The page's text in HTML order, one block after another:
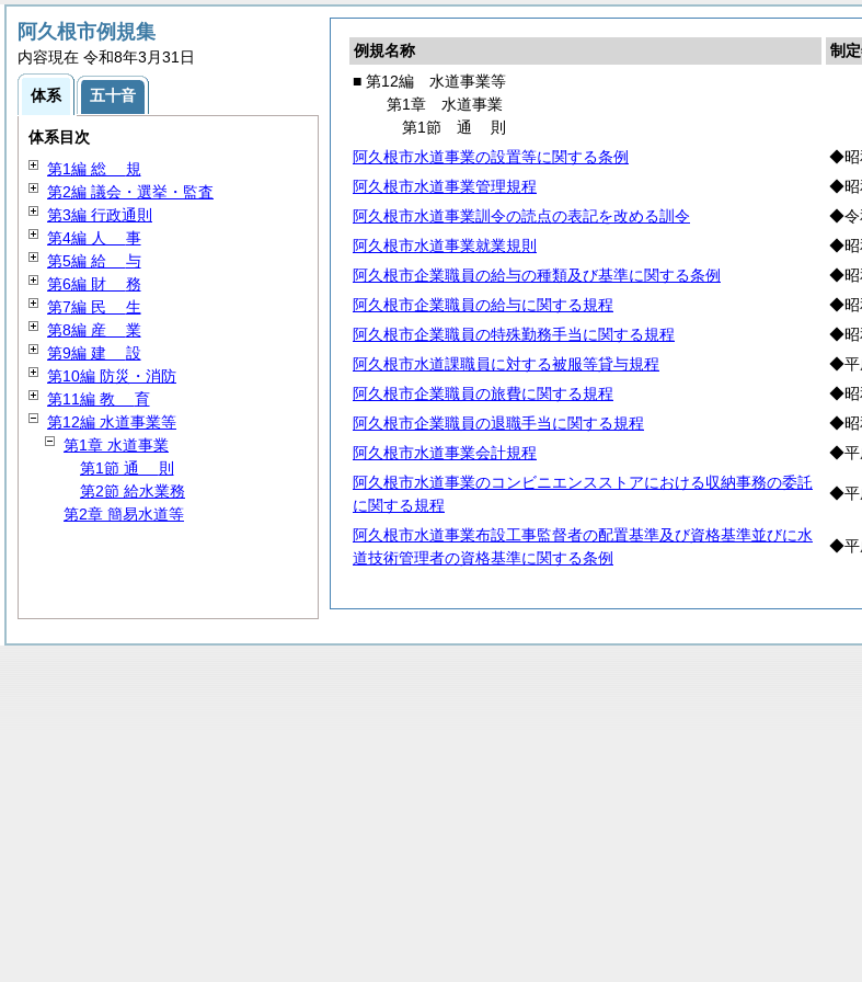
例規名称 制
■ 第12編 水道事業等
第1章 水道事業
第1節 通 則
阿久根市水道事業の設置等に関する条例
◆昭
阿久根市水道事業管理規程
◆昭
阿久根市水道事業訓令の読点の表記を改める訓令
◆令
阿久根市水道事業就業規則
◆昭
阿久根市企業職員の給与の種類及び基準に関する条例
◆昭
阿久根市企業職員の給与に関する規程
◆昭
阿久根市企業職員の特殊勤務手当に関する規程
◆昭
阿久根市水道課職員に対する被服等貸与規程
◆平
阿久根市企業職員の旅費に関する規程
◆昭
阿久根市企業職員の退職手当に関する規程
◆昭
阿久根市水道事業会計規程
◆平
阿久根市水道事業のコンビニエンスストアにおける収納事務の委託
に関する規程
◆平
阿久根市水道事業布設工事監督者の配置基準及び資格基準並びに水
道技術管理者の資格基準に関する条例
◆平
阿久根市例規集
内容現在 令和8年3月31日
体系 五十音
体系目次
第1編 総 規
第2編 議会・選挙・監査
第3編 行政通則
第4編 人 事
第5編 給 与
第6編 財 務
第7編 民 生
第8編 産 業
第9編 建 設
第10編 防災・消防
第11編 教 育
第12編 水道事業等
第1章 水道事業
第1節 通 則
第2節 給水業務
第2章 簡易水道等